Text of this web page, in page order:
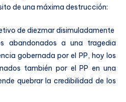
de una máxima destrucción:
de diezmar disimuladamente
abandonados a una tragedia
gobernada por el PP, hoy los
también por el PP en una
quebrar la credibilidad de los